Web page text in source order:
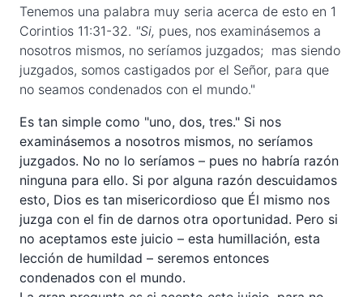
Tenemos una palabra muy seria acerca de esto en 1
Corintios 11:31-32. "Si, pues, nos examinásemos a
nosotros mismos, no seríamos juzgados; mas siendo
juzgados, somos castigados por el Señor, para que
no seamos condenados con el mundo."
Es tan simple como "uno, dos, tres." Si nos
examinásemos a nosotros mismos, no seríamos
juzgados. No no lo seríamos – pues no habría razón
ninguna para ello. Si por alguna razón descuidamos
esto, Dios es tan misericordioso que Él mismo nos
juzga con el fin de darnos otra oportunidad. Pero si
no aceptamos este juicio – esta humillación, esta
lección de humildad – seremos entonces
condenados con el mundo.